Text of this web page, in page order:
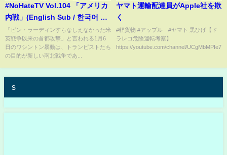
#NoHateTV Vol.104 「アメリカ
内戦」(English Sub / 한국어 자
막)
「ビン・ラーディンすらなしえなかった米
英戦争以来の首都攻撃」と言われる1月6
日のワシントン暴動は、トランピストたち
の目的が新しい南北戦争であ...
ヤマト運輸配達員がApple社を欺
く
#軽貨物 #アップル #ヤマト 黒ひげ【ド
ラレコ危険運転考察】
https://youtube.com/channel/UCgMbMPIe7...
s